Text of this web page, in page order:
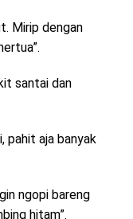
Mirip dengan
santai dan
pahit aja banyak
ngopi bareng
hitam”.